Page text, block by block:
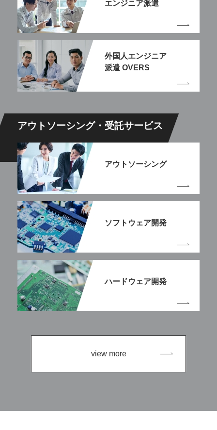
エンジニア派遣
外国人エンジニア
派遣 OVERS
アウトソーシング・受託サービス
アウトソーシング
ソフトウェア開発
ハードウェア開発
view more